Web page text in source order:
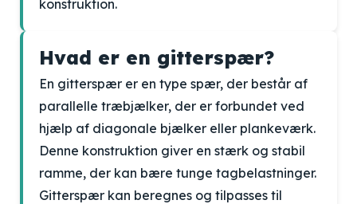
konstruktion.
Hvad er en gitterspær?
En gitterspær er en type spær, der består af
parallelle træbjælker, der er forbundet ved
hjælp af diagonale bjælker eller plankeværk.
Denne konstruktion giver en stærk og stabil
ramme, der kan bære tunge tagbelastninger.
Gitterspær kan beregnes og tilpasses til